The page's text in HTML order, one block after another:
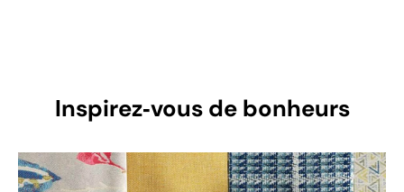
Inspirez‑vous de bonheurs